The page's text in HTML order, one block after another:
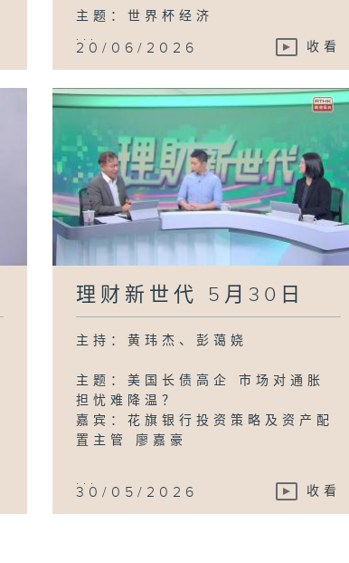
主题：世界杯经济
...
20/06/2026 收看
理财新世代 5月30日
主持：黄玮杰、彭蔼娆
主题：美国长债高企 市场对通胀
担忧难降温？
嘉宾：花旗银行投资策略及资产配
置主管 廖嘉豪
...
30/05/2026 收看